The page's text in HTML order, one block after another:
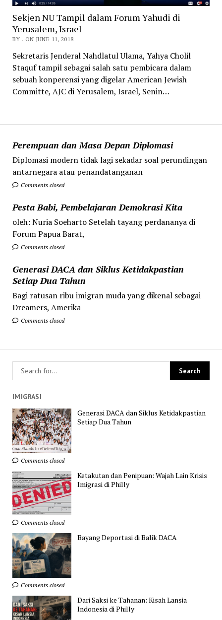
Perempuan dan Masa Depan Diplomasi
Diplomasi modern tidak lagi sekadar soal perundingan
antarnegara atau penandatanganan
Comments closed
Pesta Babi, Pembelajaran Demokrasi Kita
oleh: Nuria Soeharto Setelah tayang perdananya di
Forum Papua Barat,
Comments closed
Generasi DACA dan Siklus Ketidakpastian
Setiap Dua Tahun
Bagi ratusan ribu imigran muda yang dikenal sebagai
Dreamers, Amerika
Comments closed
Sekjen NU Tampil dalam Forum Yahudi di
Yerusalem, Israel
BY . ON JUNE 11, 2018
Sekretaris Jenderal Nahdlatul Ulama, Yahya Cholil
Staquf tampil sebagai salah satu pembicara dalam
sebuah konperensi yang digelar American Jewish
Committe, AJC di Yerusalem, Israel, Senin…
IMIGRASI
Generasi DACA dan Siklus Ketidakpastian
Setiap Dua Tahun
Comments closed
Ketakutan dan Penipuan: Wajah Lain Krisis
Imigrasi di Philly
Comments closed
Bayang Deportasi di Balik DACA
Comments closed
Dari Saksi ke Tahanan: Kisah Lansia
Indonesia di Philly